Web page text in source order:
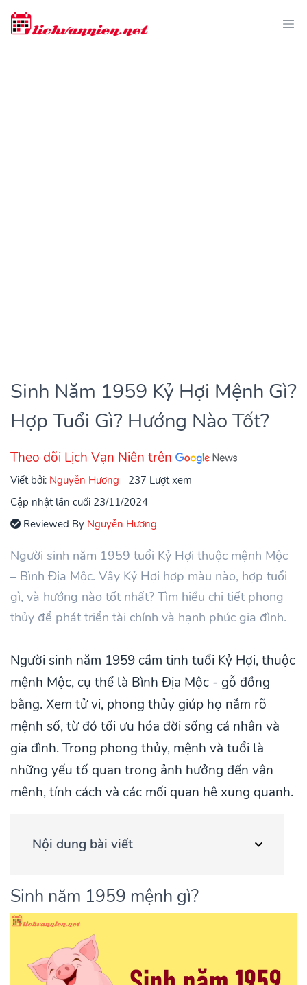
Sinh Năm 1959 Kỷ Hợi Mệnh Gì?
Hợp Tuổi Gì? Hướng Nào Tốt?
Theo dõi Lịch Vạn Niên trên
Viết bởi: Nguyễn Hương
237 Lượt xem
Cập nhật lần cuối 23/11/2024
Reviewed By Nguyễn Hương
Người sinh năm 1959 tuổi Kỷ Hợi thuộc mệnh Mộc
– Bình Địa Mộc. Vậy Kỷ Hợi hợp màu nào, hợp tuổi
gì, và hướng nào tốt nhất? Tìm hiểu chi tiết phong
thủy để phát triển tài chính và hạnh phúc gia đình.
Người sinh năm 1959 cầm tinh tuổi Kỷ Hợi, thuộc
mệnh Mộc, cụ thể là Bình Địa Mộc - gỗ đồng
bằng. Xem tử vi, phong thủy giúp họ nắm rõ
mệnh số, từ đó tối ưu hóa đời sống cá nhân và
gia đình. Trong phong thủy, mệnh và tuổi là
những yếu tố quan trọng ảnh hưởng đến vận
mệnh, tính cách và các mối quan hệ xung quanh.
Nội dung bài viết
Sinh năm 1959 mệnh gì?